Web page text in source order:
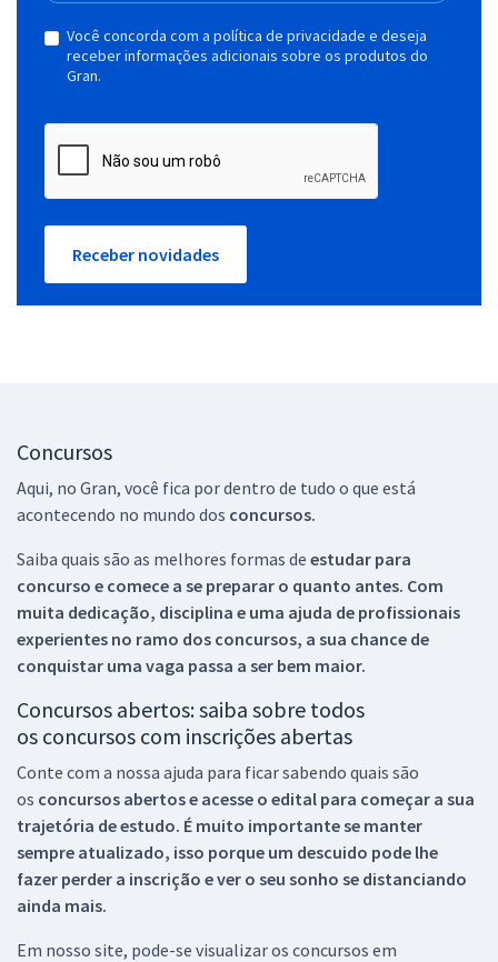
Você concorda com a política de privacidade e deseja
receber informações adicionais sobre os produtos do
Gran.
Receber novidades
Concursos
Aqui, no Gran, você fica por dentro de tudo o que está
acontecendo no mundo dos concursos.
Saiba quais são as melhores formas de estudar para
concurso e comece a se preparar o quanto antes. Com
muita dedicação, disciplina e uma ajuda de profissionais
experientes no ramo dos concursos, a sua chance de
conquistar uma vaga passa a ser bem maior.
Concursos abertos: saiba sobre todos
os concursos com inscrições abertas
Conte com a nossa ajuda para ficar sabendo quais são
os concursos abertos e acesse o edital para começar a sua
trajetória de estudo. É muito importante se manter
sempre atualizado, isso porque um descuido pode lhe
fazer perder a inscrição e ver o seu sonho se distanciando
ainda mais.
Em nosso site, pode-se visualizar os concursos em